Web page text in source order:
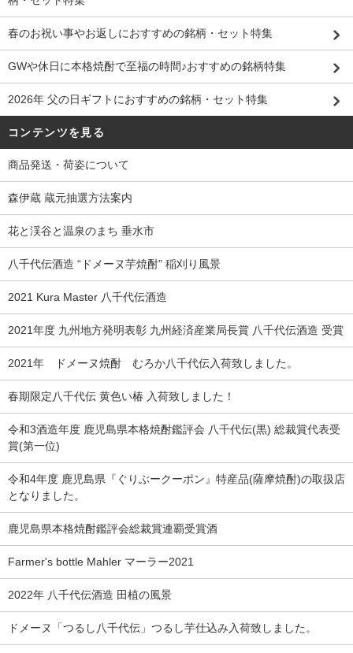
春のお祝い事やお返しにおすすめの銘柄・セット特集
GWや休日に本格焼酎で至福の時間♪おすすめの銘柄特集
2026年 父の日ギフトにおすすめの銘柄・セット特集
コンテンツを見る
商品発送・荷姿について
森伊蔵 蔵元抽選方法案内
花と渓谷と温泉のまち 垂水市
八千代伝酒造 “ドメーヌ芋焼酎” 稲刈り風景
2021 Kura Master 八千代伝酒造
2021年度 九州地方発明表彰 九州経済産業局長賞 八千代伝酒造 受賞
2021年 ドメーヌ焼酎 むろか八千代伝入荷致しました。
春期限定八千代伝 黄色い椿 入荷致しました！
令和3酒造年度 鹿児島県本格焼酎鑑評会 八千代伝(黒) 総裁賞代表受
賞(第一位)
令和4年度 鹿児島県『ぐりぶークーポン』特産品(薩摩焼酎)の取扱店
となりました。
鹿児島県本格焼酎鑑評会総裁賞連覇受賞酒
Farmer's bottle Mahler マーラー2021
2022年 八千代伝酒造 田植の風景
ドメーヌ「つるし八千代伝」つるし芋仕込み入荷致しました。